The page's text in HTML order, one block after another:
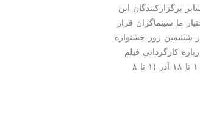
برگزاركنندگان این
ما سینماگران قرار
ششمین روز جشنواره
كارگردانی فیلم
بین المللی فیلم جزیره های نان از ۱۰ تا ۱۸ آذر (۱ تا ۸